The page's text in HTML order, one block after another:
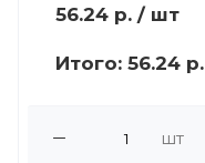
56.24 р. / шт
Итого: 56.24 р.
шт